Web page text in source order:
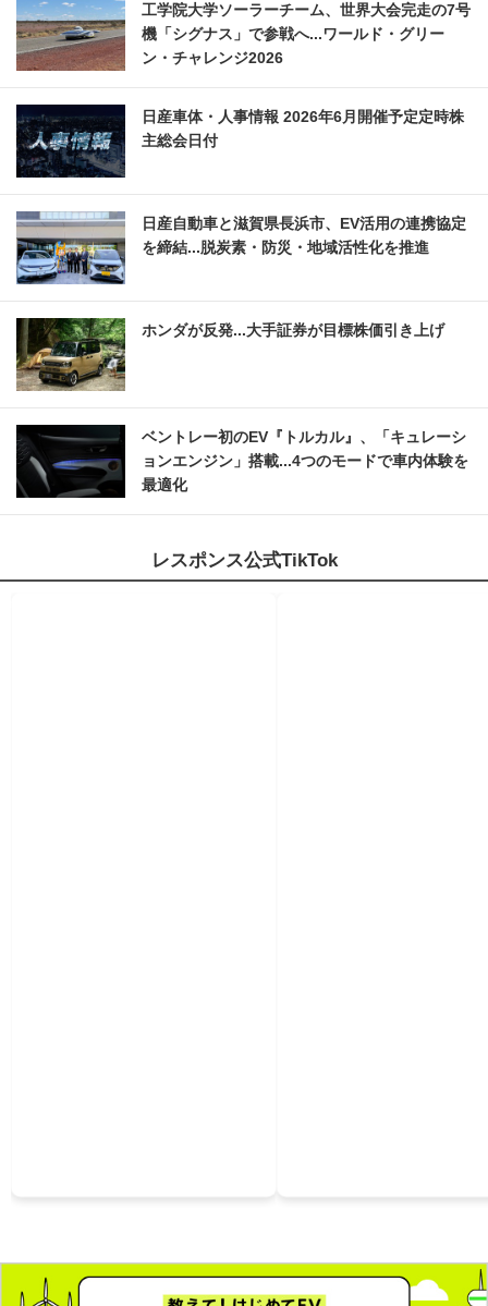
工学院大学ソーラーチーム、世界大会完走の7号
機「シグナス」で参戦へ...ワールド・グリー
ン・チャレンジ2026
日産車体・人事情報 2026年6月開催予定定時株
主総会日付
日産自動車と滋賀県長浜市、EV活用の連携協定
を締結...脱炭素・防災・地域活性化を推進
ホンダが反発...大手証券が目標株価引き上げ
ベントレー初のEV『トルカル』、「キュレーシ
ョンエンジン」搭載...4つのモードで車内体験を
最適化
レスポンス公式TikTok